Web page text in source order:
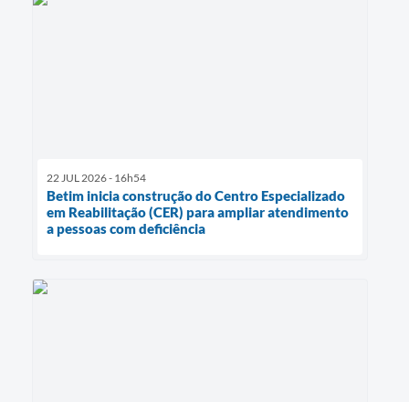
22 JUL 2026 - 16h54
Betim inicia construção do Centro Especializado
em Reabilitação (CER) para ampliar atendimento
a pessoas com deficiência